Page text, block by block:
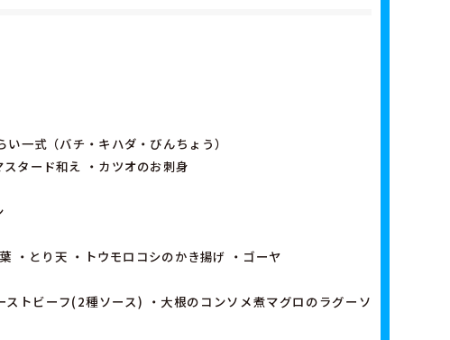
い一式（バチ・キハダ・びんちょう）
スタード和え ・カツオのお刺身
・とり天 ・トウモロコシのかき揚げ ・ゴーヤ
ストビーフ(2種ソース) ・大根のコンソメ煮マグロのラグーソ